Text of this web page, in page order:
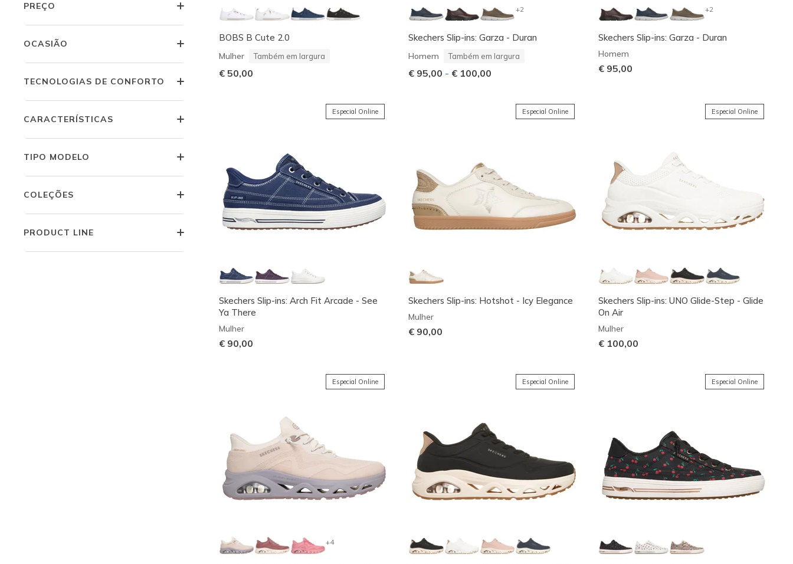
PREÇO
OCASIÃO
TECNOLOGIAS DE CONFORTO
CARACTERÍSTICAS
TIPO MODELO
COLEÇÕES
PRODUCT LINE
BOBS B Cute 2.0
Mulher Também em largura
€ 50,00
+2
Skechers Slip-ins: Garza - Duran
Homem Também em largura
€ 95,00 - € 100,00
+2
Skechers Slip-ins: Garza - Duran
Homem
€ 95,00
Especial Online
Skechers Slip-ins: Arch Fit Arcade - See
Ya There
Mulher
€ 90,00
Especial Online
Skechers Slip-ins: Hotshot - Icy Elegance
Mulher
€ 90,00
Especial Online
Skechers Slip-ins: UNO Glide-Step - Glide
On Air
Mulher
€ 100,00
Especial Online
+4
Especial Online Especial Online